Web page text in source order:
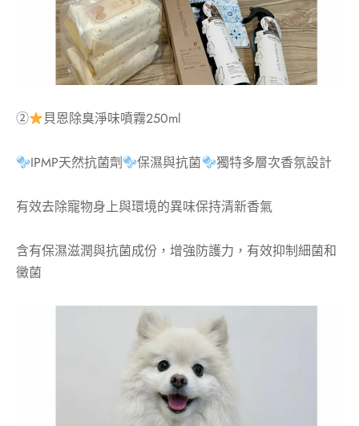
② 貝恩除臭淨味噴霧250ml
IPMP天然抗菌劑 保濕與抗菌 獨特多層次香氛設計
有效去除寵物身上與環境的異味保持清新香氣
含有保濕滋潤與抗菌成份，增強防護力，有效抑制細菌和
黴菌